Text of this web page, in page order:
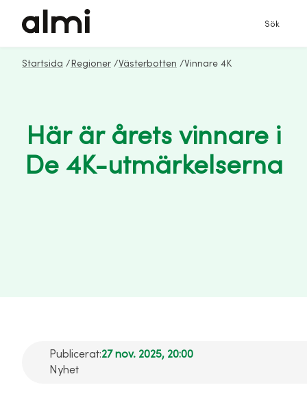
Sök
Startsida / Regioner /Västerbotten /Vinnare 4K
Här är årets vinnare i
De 4K-utmärkelserna
Publicerat:27 nov. 2025, 20:00
Nyhet